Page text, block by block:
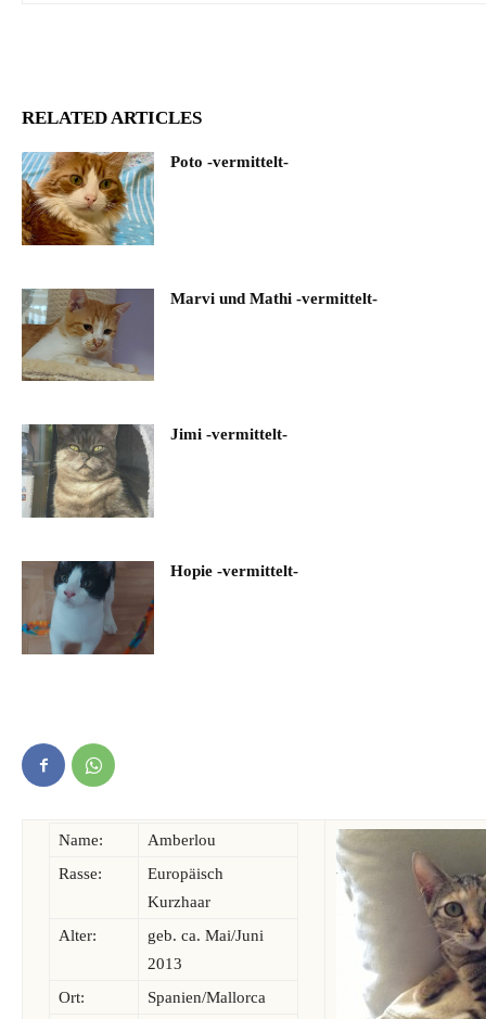
RELATED ARTICLES
Poto -vermittelt-
Marvi und Mathi -vermittelt-
Jimi -vermittelt-
Hopie -vermittelt-